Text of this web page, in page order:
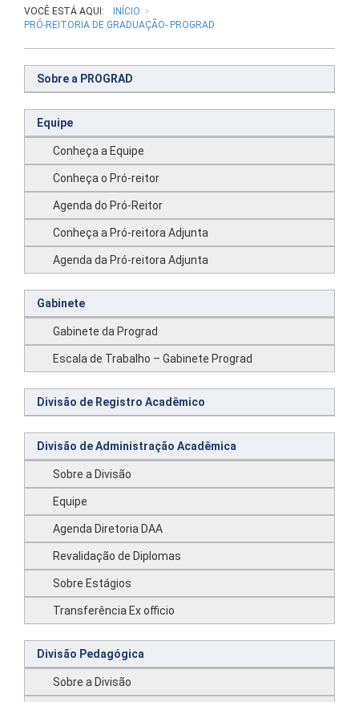
VOCÊ ESTÁ AQUI:
INÍCIO
PRÓ-REITORIA DE GRADUAÇÃO- PROGRAD
Sobre a PROGRAD
Equipe
Conheça a Equipe
Conheça o Pró-reitor
Agenda do Pró-Reitor
Conheça a Pró-reitora Adjunta
Agenda da Pró-reitora Adjunta
Gabinete
Gabinete da Prograd
Escala de Trabalho – Gabinete Prograd
Divisão de Registro Acadêmico
Divisão de Administração Acadêmica
Sobre a Divisão
Equipe
Agenda Diretoria DAA
Revalidação de Diplomas
Sobre Estágios
Transferência Ex officio
Divisão Pedagógica
Sobre a Divisão